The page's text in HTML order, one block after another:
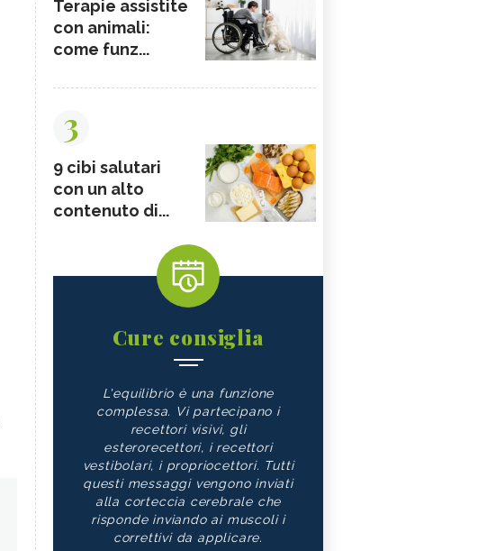
Terapie assistite
con animali:
come funz...
3
9 cibi salutari
con un alto
contenuto di...
Cure consiglia
L'equilibrio è una funzione
complessa. Vi partecipano i
recettori visivi, gli
esterorecettori, i recettori
vestibolari, i propriocettori. Tutti
questi messaggi vengono inviati
alla corteccia cerebrale che
risponde inviando ai muscoli i
correttivi da applicare.